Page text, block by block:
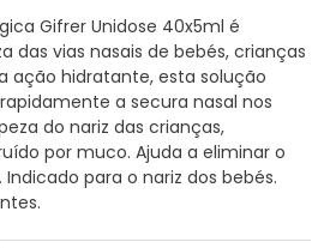
Gifrer Unidose 40x5ml é
das vias nasais de bebés, crianças
ação hidratante, esta solução
a secura nasal nos
do nariz das crianças,
por muco. Ajuda a eliminar o
para o nariz dos bebés.